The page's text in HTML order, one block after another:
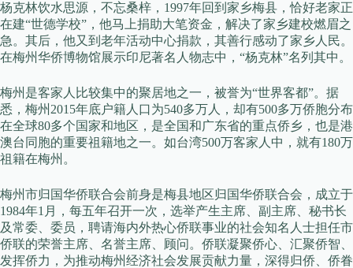
杨克林饮水思源，不忘桑梓，1997年回到家乡梅县，恰好老家正
在建“世德学校”，他马上捐助大笔资金，解决了家乡建校燃眉之
急。其后，他又到老年活动中心捐款，其善行感动了家乡人民。
在梅州华侨博物馆展示印尼著名人物志中，“杨克林”名列其中。
梅州是客家人比较集中的聚居地之一，被誉为“世界客都”。据
悉，梅州2015年底户籍人口为540多万人，却有500多万侨胞分布
在全球80多个国家和地区，是全国和广东省的重点侨乡，也是港
澳台同胞的重要祖籍地之一。如台湾500万客家人中，就有180万
祖籍在梅州。
梅州市归国华侨联合会前身是梅县地区归国华侨联合会，成立于
1984年1月，每五年召开一次，选举产生主席、副主席、秘书长
及常委、委员，聘请海内外热心侨联事业的社会知名人士担任市
侨联的荣誉主席、名誉主席、顾问。侨联凝聚侨心、汇聚侨智、
发挥侨力，为推动梅州经济社会发展贡献力量，深得归侨、侨眷